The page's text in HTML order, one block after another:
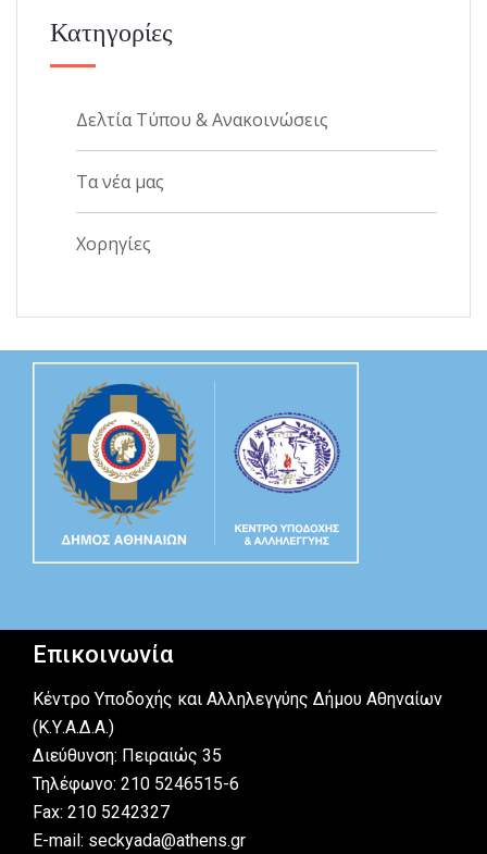
Κατηγορίες
Δελτία Τύπου & Ανακοινώσεις
Τα νέα μας
Χορηγίες
Επικοινωνία
Κέντρο Υποδοχής και Αλληλεγγύης Δήμου Αθηναίων
(Κ.Υ.Α.Δ.Α.)
Διεύθυνση: Πειραιώς 35
Τηλέφωνο: 210 5246515-6
Fax: 210 5242327
E-mail: seckyada@athens.gr